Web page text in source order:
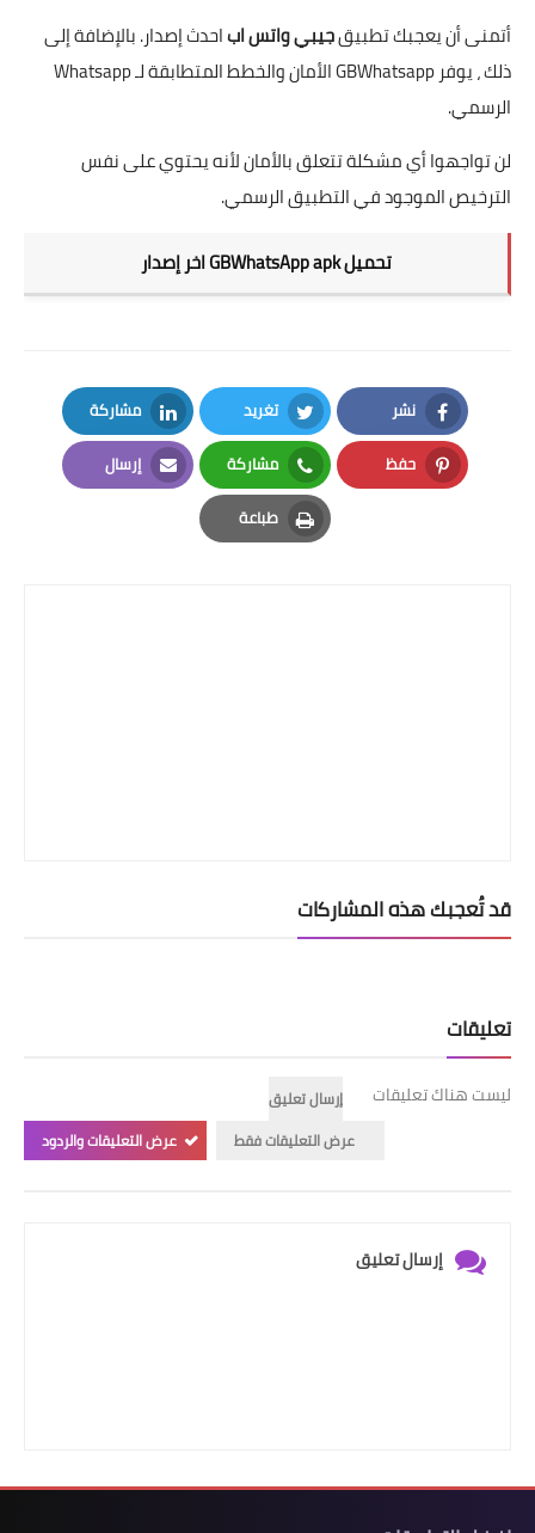
أتمنى أن يعجبك تطبيقجيبي واتس اباحدث إصدار. بالإضافة إلى
ذلك ، يوفر GBWhatsapp الأمان والخطط المتطابقة لـ Whatsapp
الرسمي.
لن تواجهوا أي مشكلة تتعلق بالأمان لأنه يحتوي على نفس
الترخيص الموجود في التطبيق الرسمي.
تحميل GBWhatsApp apk اخر إصدار
نشر
Facebook
تغريد
Twitter
مشاركة
LinkedIn
حفظ
Pinterest
مشاركة
Whatsapp
إرسال
Email
طباعة
Print
قد تُعجبك هذه المشاركات
تعليقات
ليست هناك تعليقات
إرسال تعليق
عرض التعليقات فقط
عرض التعليقات والردود
إرسال تعليق